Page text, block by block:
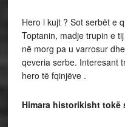
Hero i kujt ? Sot serbët e
Toptanin, madje trupin e
në morg pa u varrosur
qeveria serbe. Interesant
hero të fqinjëve .
Himara historikisht tokë